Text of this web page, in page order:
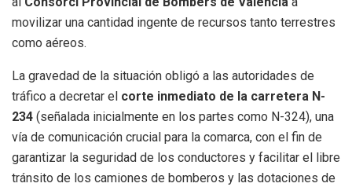
movilizar una cantidad ingente de recursos tanto terrestres
como aéreos.
La gravedad de la situación obligó a las autoridades de
tráfico a decretar el corte inmediato de la carretera N-
234 (señalada inicialmente en los partes como N-324), una
vía de comunicación crucial para la comarca, con el fin de
garantizar la seguridad de los conductores y facilitar el libre
tránsito de los camiones de bomberos y las dotaciones de